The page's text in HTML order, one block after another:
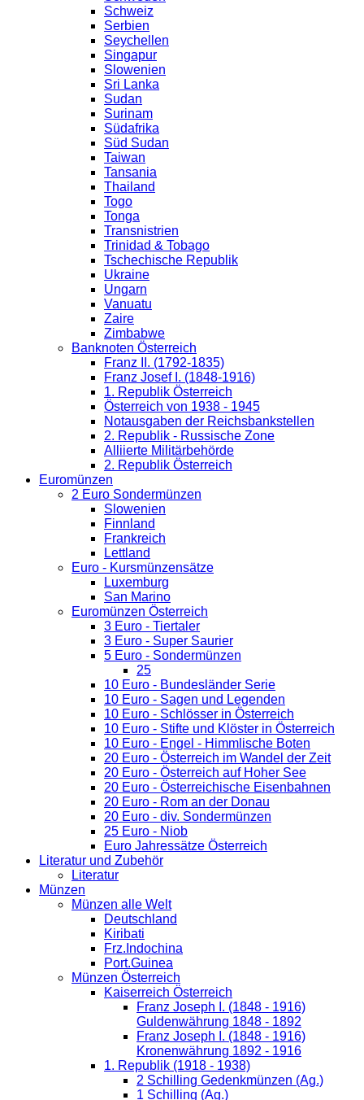
Schweiz
Serbien
Seychellen
Singapur
Slowenien
Sri Lanka
Sudan
Surinam
Südafrika
Süd Sudan
Taiwan
Tansania
Thailand
Togo
Tonga
Transnistrien
Trinidad & Tobago
Tschechische Republik
Ukraine
Ungarn
Vanuatu
Zaire
Zimbabwe
Banknoten Österreich
Franz II. (1792-1835)
Franz Josef I. (1848-1916)
1. Republik Österreich
Österreich von 1938 - 1945
Notausgaben der Reichsbankstellen
2. Republik - Russische Zone
Alliierte Militärbehörde
2. Republik Österreich
Euromünzen
2 Euro Sondermünzen
Slowenien
Finnland
Frankreich
Lettland
Euro - Kursmünzensätze
Luxemburg
San Marino
Euromünzen Österreich
3 Euro - Tiertaler
3 Euro - Super Saurier
5 Euro - Sondermünzen
25
10 Euro - Bundesländer Serie
10 Euro - Sagen und Legenden
10 Euro - Schlösser in Österreich
10 Euro - Stifte und Klöster in Österreich
10 Euro - Engel - Himmlische Boten
20 Euro - Österreich im Wandel der Zeit
20 Euro - Österreich auf Hoher See
20 Euro - Österreichische Eisenbahnen
20 Euro - Rom an der Donau
20 Euro - div. Sondermünzen
25 Euro - Niob
Euro Jahressätze Österreich
Literatur und Zubehör
Literatur
Münzen
Münzen alle Welt
Deutschland
Kiribati
Frz.Indochina
Port.Guinea
Münzen Österreich
Kaiserreich Österreich
Franz Joseph I. (1848 - 1916)
Guldenwährung 1848 - 1892
Franz Joseph I. (1848 - 1916)
Kronenwährung 1892 - 1916
1. Republik (1918 - 1938)
2 Schilling Gedenkmünzen (Ag.)
1 Schilling (Ag.)